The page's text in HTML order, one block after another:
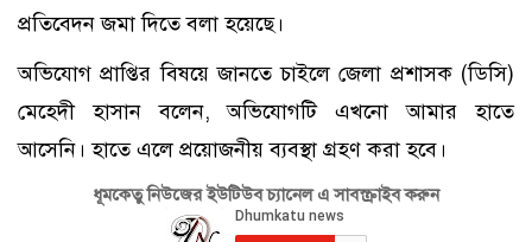
প্রতিবেদন জমা দিতে বলা হয়েছে।
অভিযোগ প্রাপ্তির বিষয়ে জানতে চাইলে জেলা প্রশাসক (ডিসি)
মেহেদী হাসান বলেন, অভিযোগটি এখনো আমার হাতে
আসেনি। হাতে এলে প্রয়োজনীয় ব্যবস্থা গ্রহণ করা হবে।
ধূমকেতু নিউজের ইউটিউব চ্যানেল এ সাবস্ক্রাইব করুন